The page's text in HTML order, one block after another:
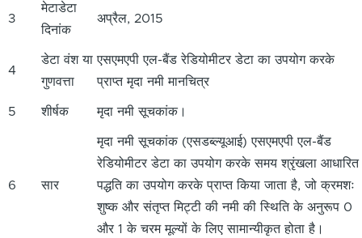
3
मेटाडेटा
दिनांक
अप्रैल, 2015
4
डेटा वंश या
गुणवत्ता
एसएमएपी एल-बैंड रेडियोमीटर डेटा का उपयोग करके
प्राप्त मृदा नमी मानचित्र
5 शीर्षक मृदा नमी सूचकांक।
6 सार
मृदा नमी सूचकांक (एसडब्ल्यूआई) एसएमएपी एल-बैंड
रेडियोमीटर डेटा का उपयोग करके समय श्रृंखला आधारित
पद्धति का उपयोग करके प्राप्त किया जाता है, जो क्रमशः
शुष्क और संतृप्त मिट्टी की नमी की स्थिति के अनुरूप 0
और 1 के चरम मूल्यों के लिए सामान्यीकृत होता है।